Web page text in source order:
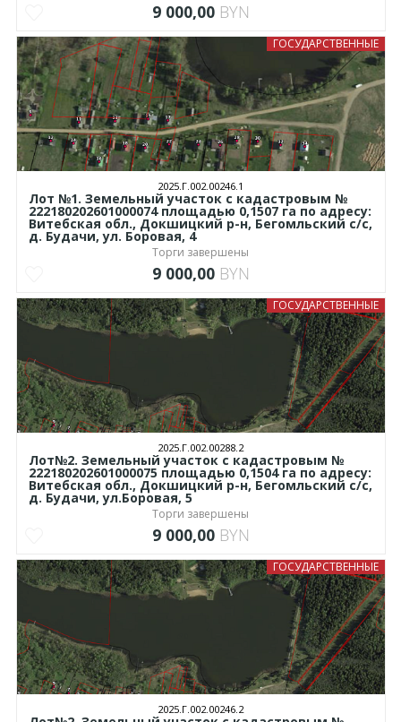
9 000,00 BYN
ГОСУДАРСТВЕННЫЕ
2025.Г.002.00246.1
Лот №1. Земельный участок с кадастровым №
222180202601000074 площадью 0,1507 га по адресу:
Витебская обл., Докшицкий р-н, Бегомльский с/с,
д. Будачи, ул. Боровая, 4
Торги завершены
9 000,00 BYN
ГОСУДАРСТВЕННЫЕ
2025.Г.002.00288.2
Лот№2. Земельный участок с кадастровым №
222180202601000075 площадью 0,1504 га по адресу:
Витебская обл., Докшицкий р-н, Бегомльский с/с,
д. Будачи, ул.Боровая, 5
Торги завершены
9 000,00 BYN
ГОСУДАРСТВЕННЫЕ
2025.Г.002.00246.2